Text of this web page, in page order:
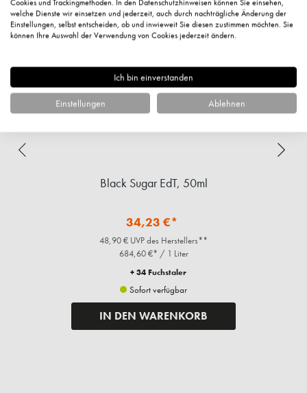
%
Black Sugar EdT, 50ml
34,23 €*
48,90 € UVP des Herstellers**
684,60 €* / 1 Liter
+ 34 Fuchstaler
Sofort verfügbar
IN DEN WARENKORB
welche Dienste wir einsetzen und jederzeit, auch durch nachträgliche Änderung der
Einstellungen, selbst entscheiden, ob und inwieweit Sie diesen zustimmen möchten. Sie
können Ihre Auswahl der Verwendung von Cookies jederzeit ändern.
Ich bin einverstanden
Einstellungen Ablehnen